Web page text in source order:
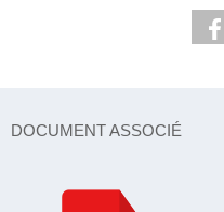
DOCUMENT ASSOCIÉ